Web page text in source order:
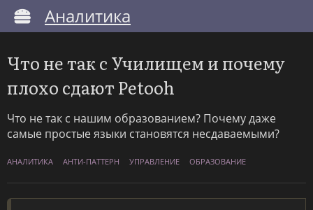
Аналитика
Что не так с Училищем и почему
плохо сдают Petooh
Что не так с нашим образованием? Почему даже
самые простые языки становятся несдаваемыми?
АНАЛИТИКА АНТИ-ПАТТЕРН УПРАВЛЕНИЕ ОБРАЗОВАНИЕ